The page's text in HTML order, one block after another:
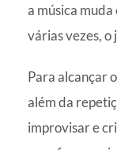
a música muda
várias vezes, o
Para alcançar
além da
improvisar e